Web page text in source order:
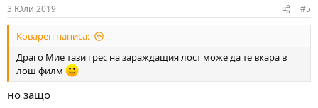
s
:
3 Юли 2019 #5
Коварен написа:
Драго Мие тази грес на зараждащия лост може да те вкара в
лош филм
но защо